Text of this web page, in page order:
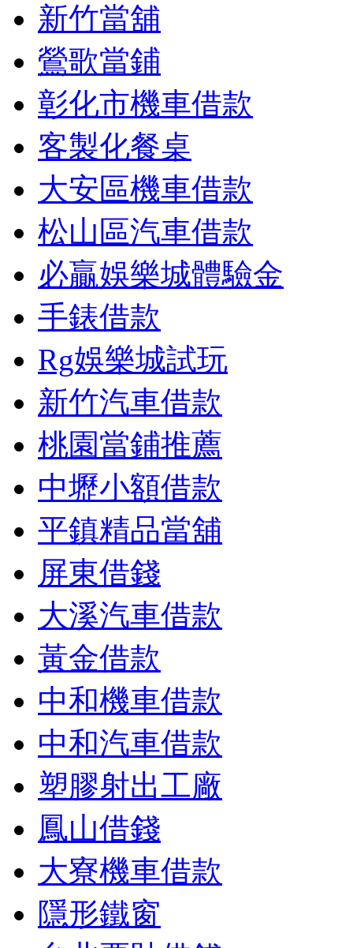
新竹當舖
鶯歌當鋪
彰化市機車借款
客製化餐桌
大安區機車借款
松山區汽車借款
必贏娛樂城體驗金
手錶借款
Rg娛樂城試玩
新竹汽車借款
桃園當鋪推薦
中壢小額借款
平鎮精品當舖
屏東借錢
大溪汽車借款
黃金借款
中和機車借款
中和汽車借款
塑膠射出工廠
鳳山借錢
大寮機車借款
隱形鐵窗